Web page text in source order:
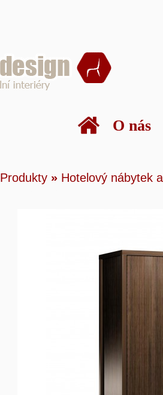
O nás
Produkty » Hotelový nábytek
Produkty » Hotelový
Šatní skříň 5